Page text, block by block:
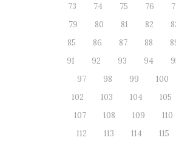
73
74 75 76
79
80 81 82
85
86 87 88
91
92 93 94
97
98 99 100
102
103 104 105
107
108 109 110
112
113 114 115